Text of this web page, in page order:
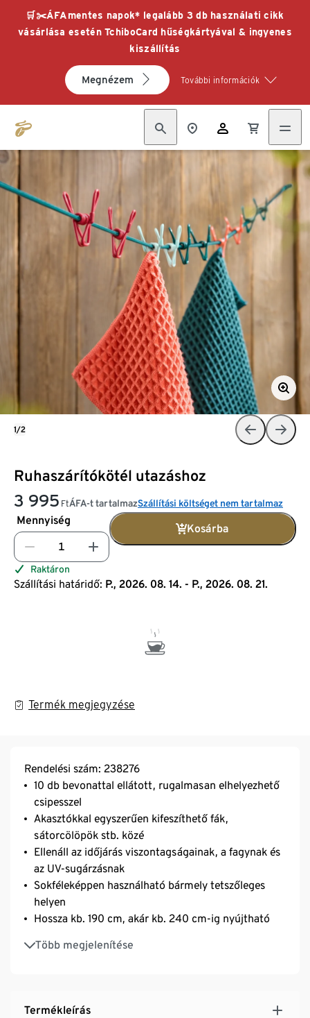
🛒✂️ÁFAmentes napok* legalább 3 db használati cikk
vásárlása esetén TchiboCard hűségkártyával & ingyenes
kiszállítás
Megnézem További információk
Ruhaszárítókötél utazáshoz
3 995 FtÁFA-t tartalmazSzállítási költséget nem tartalmaz
Mennyiség
Kosárba
Raktáron
Szállítási határidő: P., 2026. 08. 14. - P., 2026. 08. 21.
Termék megjegyzése
1/2
Rendelési szám: 238276
10 db bevonattal ellátott, rugalmasan elhelyezhető
csipesszel
Akasztókkal egyszerűen kifeszíthető fák,
sátorcölöpök stb. közé
Ellenáll az időjárás viszontagságainak, a fagynak és
az UV-sugárzásnak
Sokféleképpen használható bármely tetszőleges
helyen
Hossza kb. 190 cm, akár kb. 240 cm-ig nyújtható
Több megjelenítése
Helytakarékosan tárolható
Termékleírás